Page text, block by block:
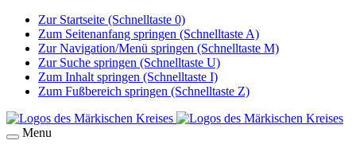
Zur Startseite (Schnelltaste 0)
Zum Seitenanfang springen (Schnelltaste A)
Zur Navigation/Menü springen (Schnelltaste M)
Zur Suche springen (Schnelltaste U)
Zum Inhalt springen (Schnelltaste I)
Zum Fußbereich springen (Schnelltaste Z)
Menu